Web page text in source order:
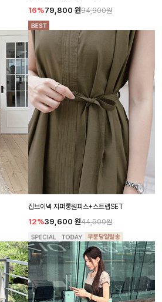
16%79,800 원94,900원
집브이넥 지퍼롱원피스+스트랩SET
12%39,600 원44,900원